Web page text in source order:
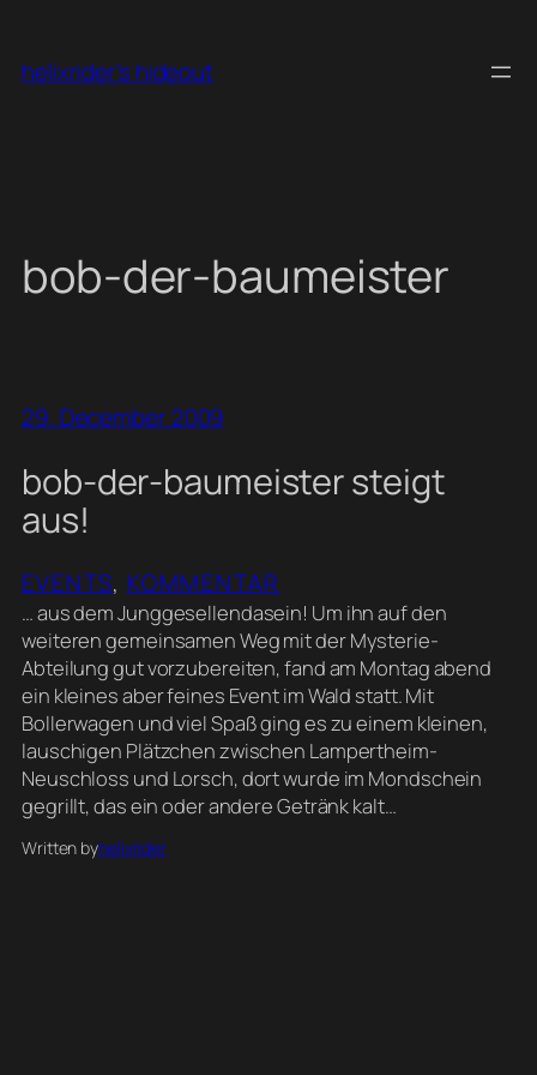
content
helixrider's hideout
bob-der-baumeister
29. December 2009
bob-der-baumeister steigt
aus!
EVENTS, KOMMENTAR
… aus dem Junggesellendasein! Um ihn auf den
weiteren gemeinsamen Weg mit der Mysterie-
Abteilung gut vorzubereiten, fand am Montag abend
ein kleines aber feines Event im Wald statt. Mit
Bollerwagen und viel Spaß ging es zu einem kleinen,
lauschigen Plätzchen zwischen Lampertheim-
Neuschloss und Lorsch, dort wurde im Mondschein
gegrillt, das ein oder andere Getränk kalt…
Written byhelixrider